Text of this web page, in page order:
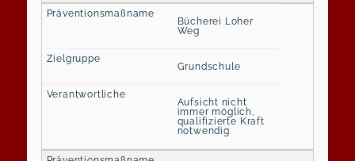
Bücherei Loher
Weg
Grundschule
Aufsicht nicht
immer möglich,
qualifizierte Kraft
notwendig